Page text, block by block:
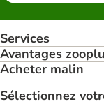
Services
Avantages
Acheter malin
Sélectionnez